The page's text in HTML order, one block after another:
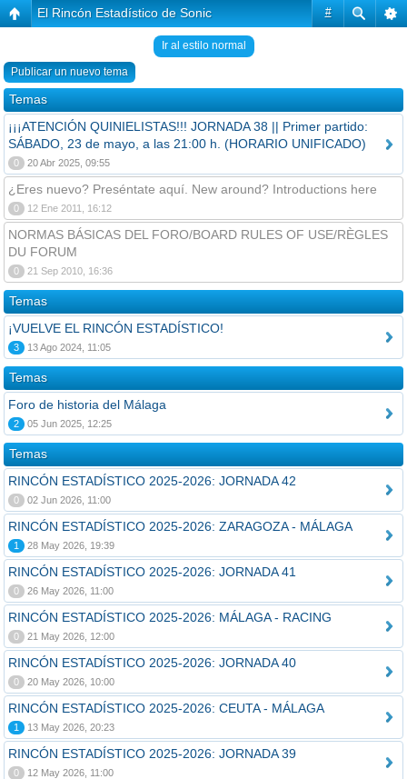
#
El Rincón Estadístico de Sonic
Ir al estilo normal
Publicar un nuevo tema
Temas
¡¡¡ATENCIÓN QUINIELISTAS!!! JORNADA 38 || Primer partido:
SÁBADO, 23 de mayo, a las 21:00 h. (HORARIO UNIFICADO)
0 20 Abr 2025, 09:55
¿Eres nuevo? Preséntate aquí. New around? Introductions here
0 12 Ene 2011, 16:12
NORMAS BÁSICAS DEL FORO/BOARD RULES OF USE/RÈGLES
DU FORUM
0 21 Sep 2010, 16:36
Temas
¡VUELVE EL RINCÓN ESTADÍSTICO!
3 13 Ago 2024, 11:05
Temas
Foro de historia del Málaga
2 05 Jun 2025, 12:25
Temas
RINCÓN ESTADÍSTICO 2025-2026: JORNADA 42
0 02 Jun 2026, 11:00
RINCÓN ESTADÍSTICO 2025-2026: ZARAGOZA - MÁLAGA
1 28 May 2026, 19:39
RINCÓN ESTADÍSTICO 2025-2026: JORNADA 41
0 26 May 2026, 11:00
RINCÓN ESTADÍSTICO 2025-2026: MÁLAGA - RACING
0 21 May 2026, 12:00
RINCÓN ESTADÍSTICO 2025-2026: JORNADA 40
0 20 May 2026, 10:00
RINCÓN ESTADÍSTICO 2025-2026: CEUTA - MÁLAGA
1 13 May 2026, 20:23
RINCÓN ESTADÍSTICO 2025-2026: JORNADA 39
0 12 May 2026, 11:00